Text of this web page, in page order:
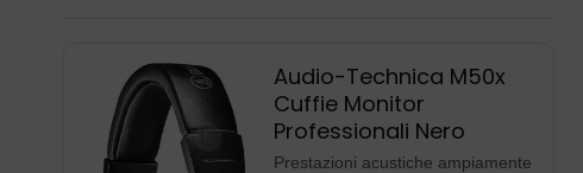
Audio-Technica M50x
Cuffie Monitor
Professionali Nero
Prestazioni acustiche ampiamente